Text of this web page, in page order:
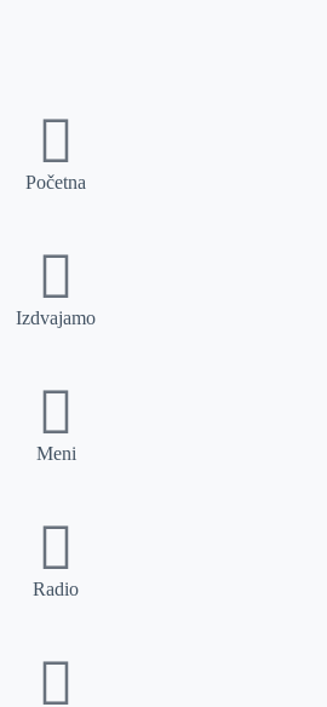
Početna
Izdvajamo
Meni
Radio